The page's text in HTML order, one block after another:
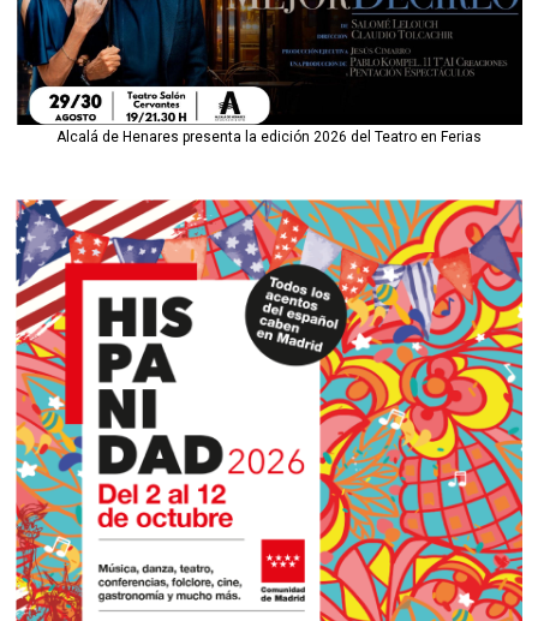
Alcalá de Henares presenta la edición 2026 del Teatro en Ferias